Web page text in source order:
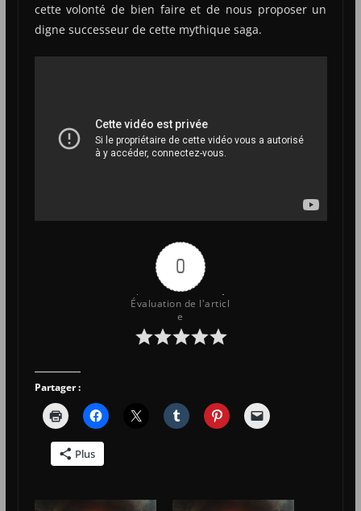
cette volonté de bien faire et de nous proposer un
digne successeur de cette mythique saga.
0
Évaluation de l'articl
e
Partager :
Plus